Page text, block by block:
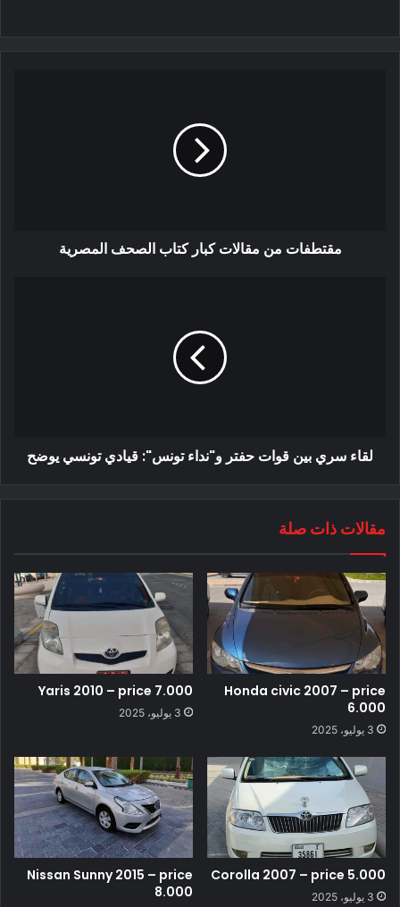
مقتطفات من مقالات كبار كتاب الصحف المصرية
لقاء سري بين قوات حفتر و"نداء تونس": قيادي تونسي يوضح
مقالات ذات صلة
Honda civic 2007 – price
6.000
3 يوليو، 2025
Yaris 2010 – price 7.000
3 يوليو، 2025
Corolla 2007 – price 5.000
3 يوليو، 2025
Nissan Sunny 2015 – price
8.000